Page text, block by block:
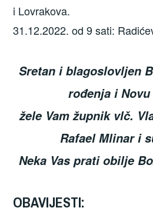
i Lovrakova.
31.12.2022. od 9 sati:
Sretan i blagoslovljen
rođenja i
žele Vam župnik vlč.
Rafael Mlinar i
Neka Vas prati obilje
OBAVIJESTI: